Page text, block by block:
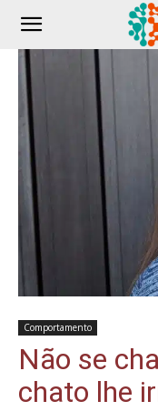
Comportamento
Não se
chato lhe